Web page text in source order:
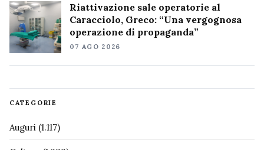
Riattivazione sale operatorie al
Caracciolo, Greco: “Una vergognosa
operazione di propaganda”
07 AGO 2026
CATEGORIE
Auguri (1.117)